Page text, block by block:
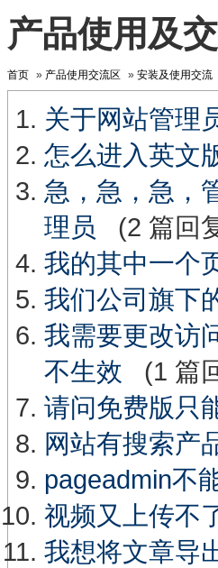
产品使用及
首页 » 产品使用交流区 » 安装及使用交流
关于网站管理
怎么进入英文
急，急，急，
理员 (2 篇回
我的其中一个
我们公司旗下
我需要更改访
不生效 (1 篇
请问免费版只
网站有搜索产
pageadmin不
视频又上传不
我想将文章导